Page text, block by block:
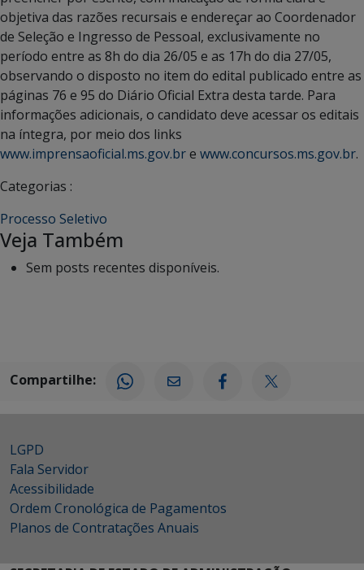
objetiva das razões recursais e endereçar ao Coordenador
de Seleção e Ingresso de Pessoal, exclusivamente no
período entre as 8h do dia 26/05 e as 17h do dia 27/05,
observando o disposto no item do edital publicado entre as
páginas 76 e 95 do Diário Oficial Extra desta tarde. Para
informações adicionais, o candidato deve acessar os editais
na íntegra, por meio dos links
www.imprensaoficial.ms.gov.bre www.concursos.ms.gov.br.
Categorias :
Processo Seletivo
Veja Também
Sem posts recentes disponíveis.
Compartilhe:
LGPD
Fala Servidor
Acessibilidade
Ordem Cronológica de Pagamentos
Planos de Contratações Anuais